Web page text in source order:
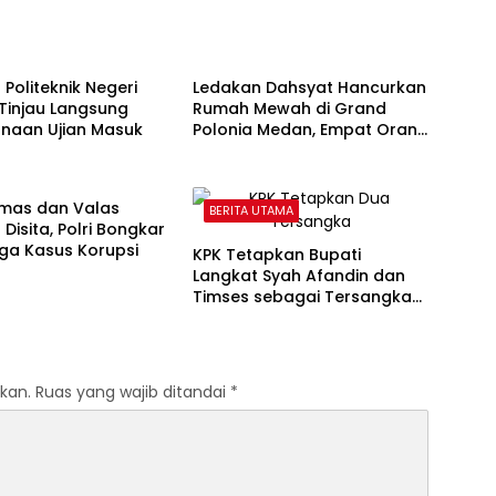
Politeknik Negeri
Langsung
Ujian Masuk
Ledakan Dahsyat Hancurkan
Rumah Mewah di Grand
Polonia Medan, Empat Orang
dan Valas
Polri Bongkar
Kasus Korupsi
BERITA UTAMA
KPK Tetapkan Bupati
Langkat Syah Afandin dan
Timses sebagai Tersangka
Ruas yang wajib ditandai *